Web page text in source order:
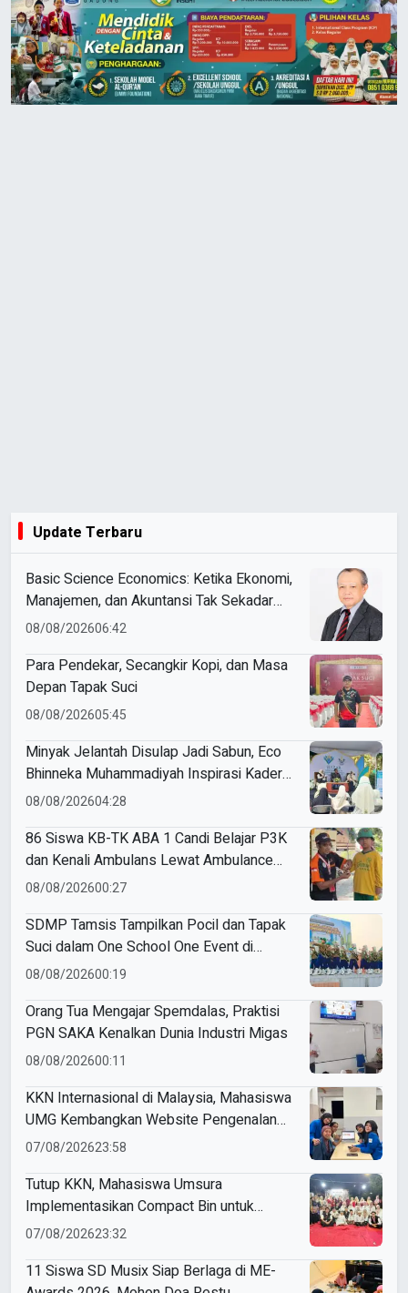
Update Terbaru
Basic Science Economics: Ketika Ekonomi,
Manajemen, dan Akuntansi Tak Sekadar
Bicara Angka
08/08/202606:42
Para Pendekar, Secangkir Kopi, dan Masa
Depan Tapak Suci
08/08/202605:45
Minyak Jelantah Disulap Jadi Sabun, Eco
Bhinneka Muhammadiyah Inspirasi Kader
Nasyiatul Aisyiyah
08/08/202604:28
86 Siswa KB-TK ABA 1 Candi Belajar P3K
dan Kenali Ambulans Lewat Ambulance
Goes to Schools
08/08/202600:27
SDMP Tamsis Tampilkan Pocil dan Tapak
Suci dalam One School One Event di
Mojokerto
08/08/202600:19
Orang Tua Mengajar Spemdalas, Praktisi
PGN SAKA Kenalkan Dunia Industri Migas
08/08/202600:11
KKN Internasional di Malaysia, Mahasiswa
UMG Kembangkan Website Pengenalan
Budaya Indonesia
07/08/202623:58
Tutup KKN, Mahasiswa Umsura
Implementasikan Compact Bin untuk
Sampah Anorganik di Ketabang
07/08/202623:32
11 Siswa SD Musix Siap Berlaga di ME-